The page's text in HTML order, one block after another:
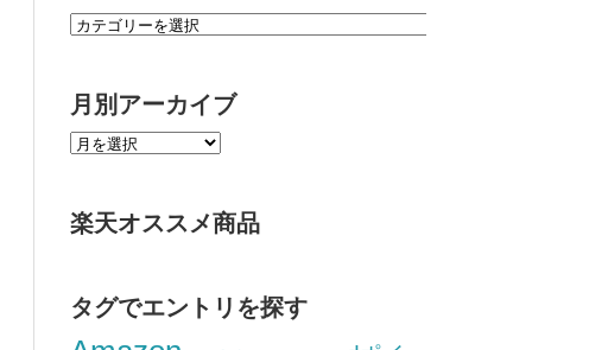
月別アーカイブ
楽天オススメ商品
タグでエントリを探す